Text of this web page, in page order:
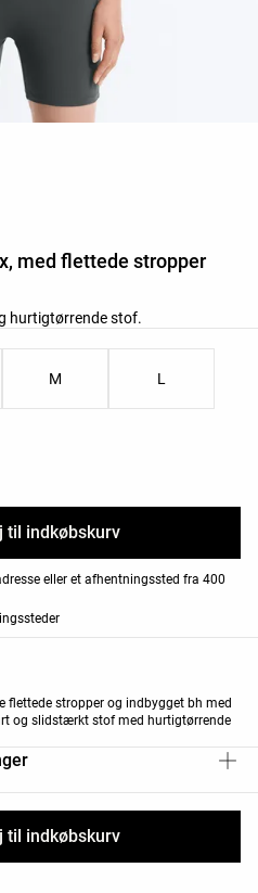
med flettede stropper
hurtigtørrende stof.
M L
til indkøbskurv
til indkøbskurv
eller et afhentningssted fra 400
flettede stropper og indbygget bh med
og slidstærkt stof med hurtigtørrende